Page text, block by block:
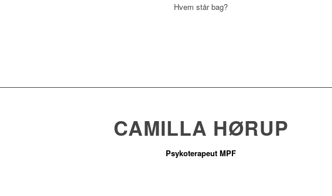
Hvem står bag?
CAMILLA HØRUP
Psykoterapeut MPF